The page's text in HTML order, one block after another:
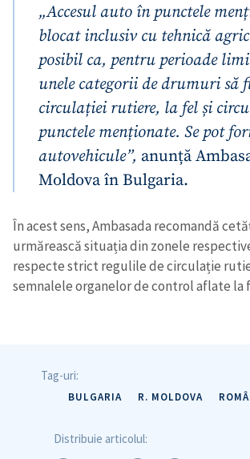
„Accesul auto în punctele
blocat inclusiv cu tehnică
posibil ca, pentru perioade
unele categorii de drumuri să
circulației rutiere, la fel și
punctele menționate. Se pot
autovehicule”, anunță
Moldova în Bulgaria.
În acest sens, Ambasada recomandă
urmărească situația din zonele
respecte strict regulile de circulație
semnalele organelor de control aflate la
Tag-uri:
BULGARIA R. MOLDOVA
Distribuie articolul: